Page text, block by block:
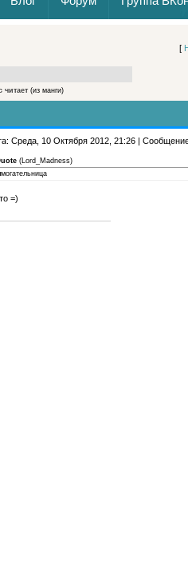
[
читает (из манги)
Среда, 10 Октября 2012, 21:26 |
(Lord_Madness)
=)